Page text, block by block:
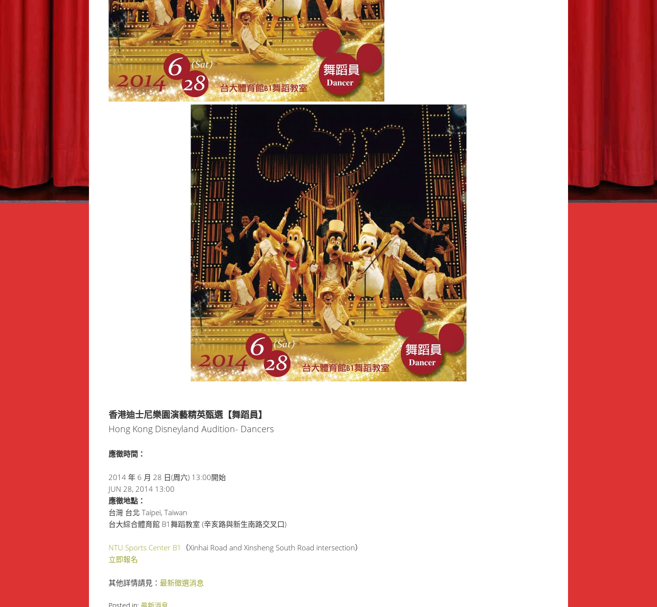
香港迪士尼樂園演藝精英甄選【舞蹈員】
Hong Kong Disneyland Audition- Dancers
應徵時間：
2014 年 6 月 28 日(周六) 13:00開始
JUN 28, 2014 13:00
應徵地點：
台灣 台北 Taipei, Taiwan
台大綜合體育館 B1舞蹈教室 (辛亥路與新生南路交叉口)
NTU Sports Center B1
（Xinhai Road and Xinsheng South Road intersection）
立即報名
其他詳情請見： 最新徵選消息